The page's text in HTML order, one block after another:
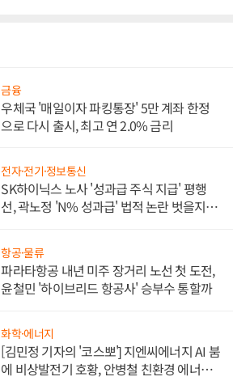
금융
우체국 '매일이자 파킹통장' 5만 계좌 한정
으로 다시 출시, 최고 연 2.0% 금리
전자·전기·정보통신
SK하이닉스 노사 '성과급 주식 지급' 평행
선, 곽노정 'N% 성과급' 법적 논란 벗을지 주
항공·물류
파라타항공 내년 미주 장거리 노선 첫 도전,
윤철민 '하이브리드 항공사' 승부수 통할까
화학·에너지
[김민정 기자의 '코스뽀'] 지엔씨에너지 AI 붐
에 비상발전기 호황, 안병철 친환경 에너지